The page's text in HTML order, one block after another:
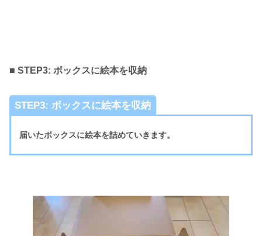
■ STEP3: ボックスに絵本を収納
STEP3: ボックスに絵本を収納
届いたボックスに絵本を詰めていきます。